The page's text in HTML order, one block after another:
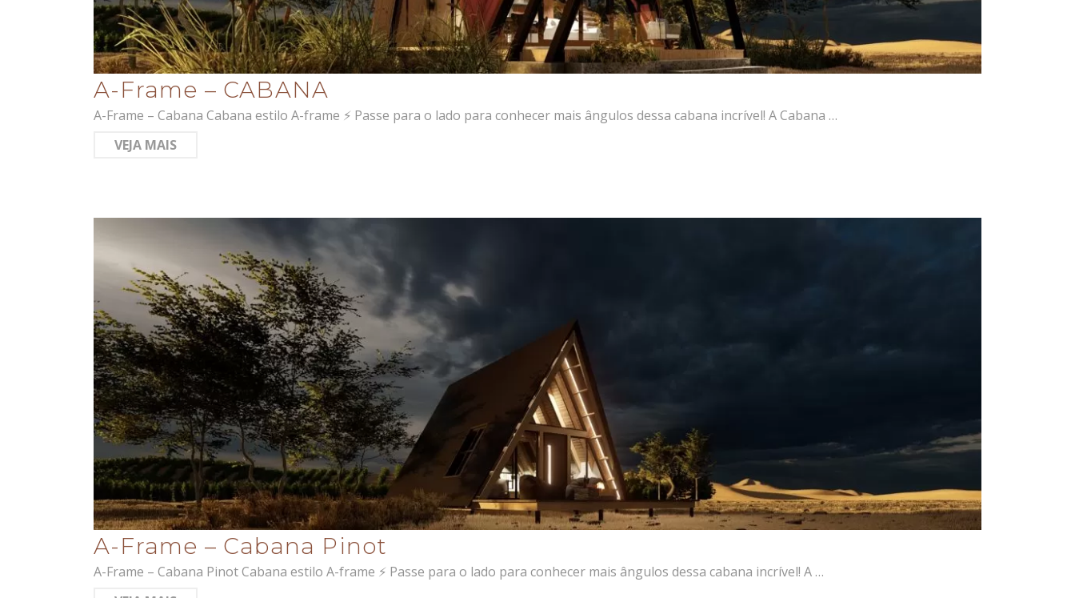
A-Frame – CABANA
A-Frame – Cabana Cabana estilo A-frame ⚡ Passe para o lado para conhecer mais ângulos dessa cabana incrível! A Cabana …
VEJA MAIS
A-Frame – Cabana Pinot
A-Frame – Cabana Pinot Cabana estilo A-frame ⚡ Passe para o lado para conhecer mais ângulos dessa cabana incrível! A …